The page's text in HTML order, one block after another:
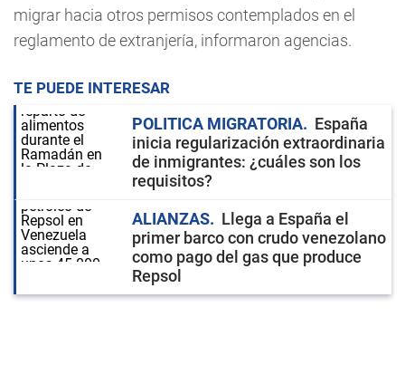
migrar hacia otros permisos contemplados en el
reglamento de extranjería, informaron agencias.
TE PUEDE INTERESAR
POLITICA MIGRATORIA
España
inicia regularización extraordinaria
de inmigrantes: ¿cuáles son los
requisitos?
ALIANZAS
Llega a España el
primer barco con crudo venezolano
como pago del gas que produce
Repsol